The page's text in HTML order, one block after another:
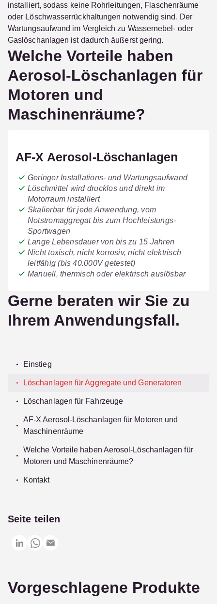
installiert, sodass keine Rohrleitungen, Flaschenräume
oder Löschwasserrückhaltungen notwendig sind. Der
Wartungsaufwand im Vergleich zu Wassernebel- oder
Gaslöschanlagen ist dadurch äußerst gering.
Welche Vorteile haben
Aerosol-Löschanlagen für
Motoren und
Maschinenräume?
AF-X Aerosol-Löschanlagen
Geringer Installations- und Wartungsaufwand
Löschmittel wird drucklos und direkt im
Motorraum installiert
Skalierbar für jede Anwendung, vom
Notstromaggregat bis zum Hochleistungs-
Sportwagen
Lange Lebensdauer von bis zu 15 Jahren
Nicht toxisch, nicht korrosiv, nicht elektrisch
leitfähig (bis 40.000V getestet)
Manuell, thermisch oder elektrisch auslösbar
Gerne beraten wir Sie zu
Ihrem Anwendungsfall.
Einstieg
Löschanlagen für Aggregate und Generatoren
Löschanlagen für Fahrzeuge
AF-X Aerosol-Löschanlagen für Motoren und
Maschinenräume
Welche Vorteile haben Aerosol-Löschanlagen für
Motoren und Maschinenräume?
Kontakt
Seite teilen
Vorgeschlagene Produkte